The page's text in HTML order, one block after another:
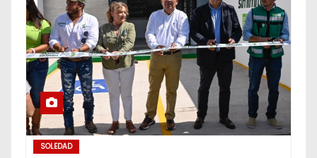
SOLEDAD